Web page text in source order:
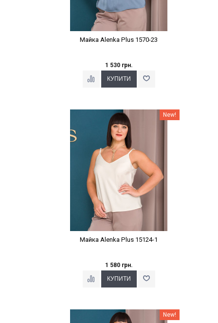
Майка Alenka Plus 1570-23
1 530 грн.
Наклейки Варіант з % New!
Майка Alenka Plus 15124-1
1 580 грн.
Наклейки Варіант з % New!